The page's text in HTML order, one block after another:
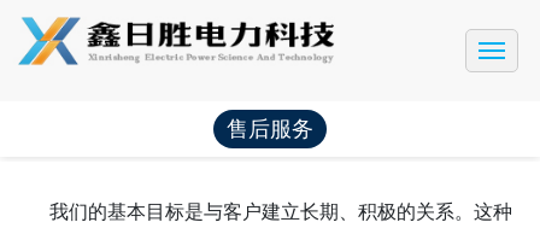
网站首页
产品展示
售后服务
我们的基本目标是与客户建立长期、积极的关系。这种